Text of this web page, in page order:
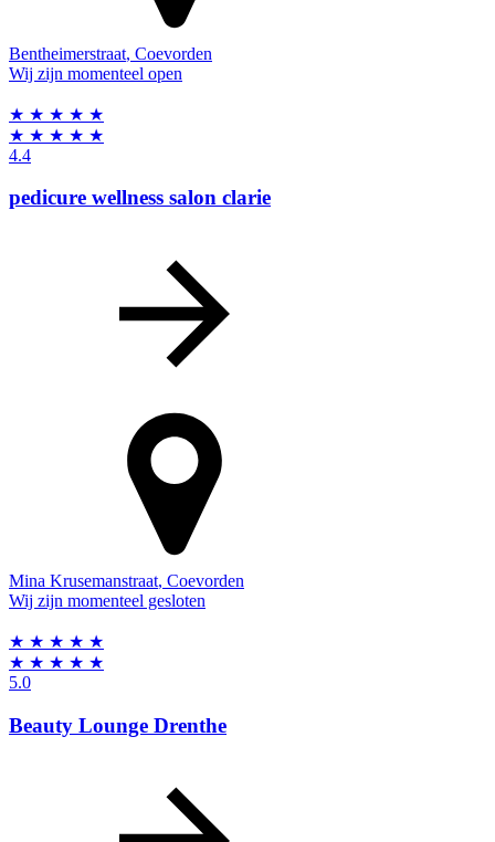
Bentheimerstraat, Coevorden
Wij zijn momenteel open
★ ★ ★ ★ ★
★ ★ ★ ★ ★
4.4
pedicure wellness salon clarie
Mina Krusemanstraat, Coevorden
Wij zijn momenteel gesloten
★ ★ ★ ★ ★
★ ★ ★ ★ ★
5.0
Beauty Lounge Drenthe